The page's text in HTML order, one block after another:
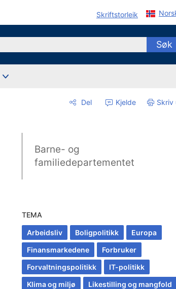
Skriftstorleik
Søk
Del Kjelde Skriv
Barne- og
familiedepartementet
TEMA
Arbeidsliv Boligpolitikk
Europa
Finansmarkedene
Forbruker
Forvaltningspolitikk
IT-politikk
Klima og miljø
Likestilling og mangfold